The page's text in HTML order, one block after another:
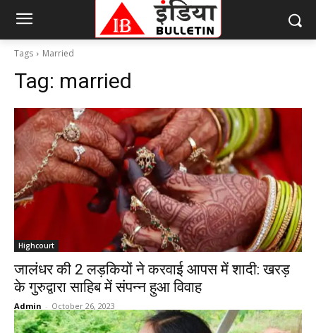
Tags Married
Tag: married
Highcourt
जालंधर की 2 लड़कियों ने करवाई आपस में शादी: खरड़
के गुरुद्वारा साहिब में संपन्न हुआ विवाह
Admin - October 26, 2023